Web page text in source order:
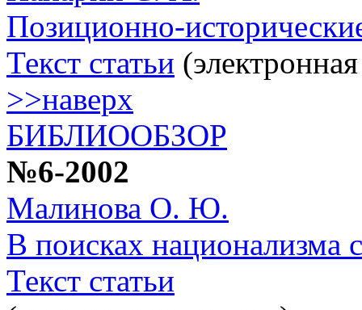
Позиционно-
Текст статьи
>>наверх
БИБЛИООБЗОР
№6-2002
Малинова О. Ю.
В поисках национализма
Текст статьи